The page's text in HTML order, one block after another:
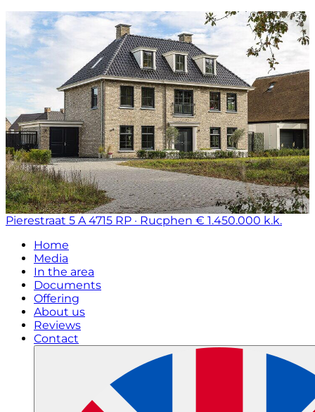
Pierestraat 5 A 4715 RP · Rucphen € 1.450.000 k.k.
Home
Media
In the area
Documents
Offering
About us
Reviews
Contact